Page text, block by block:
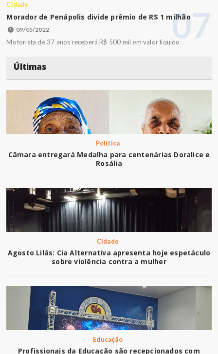
07
Cidade
Morador de Penápolis divide prêmio de R$ 1 milhão
09/05/2022
Motorista de 37 anos receberá R$ 500 mil em valor líquido
Últimas
Política
Câmara entregará Medalha para centenárias Doralice e
Rosália
Cidade
Agosto Lilás: Cia Alternativa apresenta hoje espetáculo
sobre violência contra a mulher
Educação
Profissionais da Educação são recepcionados com